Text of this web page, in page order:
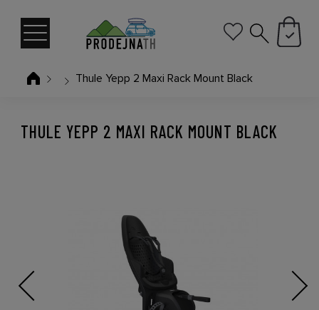
Thule Yepp 2 Maxi Rack Mount Black
Previous Next
THULE YEPP 2 MAXI RACK MOUNT BLACK